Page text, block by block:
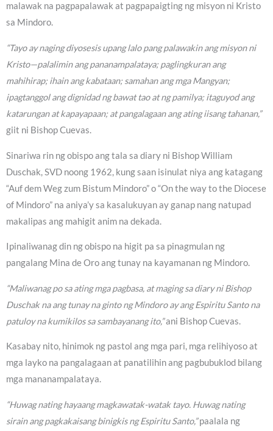
malawak na pagpapalawak at pagpapaigting ng misyon ni Kristo
sa Mindoro.
“Tayo ay naging diyosesis upang lalo pang palawakin ang misyon ni
Kristo—palalimin ang pananampalataya; paglingkuran ang
mahihirap; ihain ang kabataan; samahan ang mga Mangyan;
ipagtanggol ang dignidad ng bawat tao at ng pamilya; itaguyod ang
katarungan at kapayapaan; at pangalagaan ang ating iisang tahanan,”
giit ni Bishop Cuevas.
Sinariwa rin ng obispo ang tala sa diary ni Bishop William
Duschak, SVD noong 1962, kung saan isinulat niya ang katagang
“Auf dem Weg zum Bistum Mindoro” o “On the way to the Diocese
of Mindoro” na aniya’y sa kasalukuyan ay ganap nang natupad
makalipas ang mahigit anim na dekada.
Ipinaliwanag din ng obispo na higit pa sa pinagmulan ng
pangalang Mina de Oro ang tunay na kayamanan ng Mindoro.
“Maliwanag po sa ating mga pagbasa, at maging sa diary ni Bishop
Duschak na ang tunay na ginto ng Mindoro ay ang Espiritu Santo na
patuloy na kumikilos sa sambayanang ito,”ani Bishop Cuevas.
Kasabay nito, hinimok ng pastol ang mga pari, mga relihiyoso at
mga layko na pangalagaan at panatilihin ang pagbubuklod bilang
mga mananampalataya.
“Huwag nating hayaang magkawatak-watak tayo. Huwag nating
sirain ang pagkakaisang binigkis ng Espiritu Santo,”paalala ng